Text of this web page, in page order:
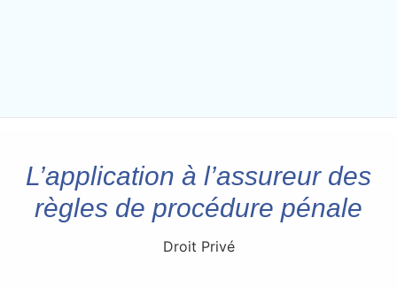
L’application à l’assureur des
règles de procédure pénale
Droit Privé